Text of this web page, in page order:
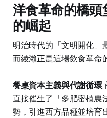
洋食革命的橋
的崛起
明治時代的「文明開化」
而綾瀨正是這場飲食革命
餐桌資本主義與代謝循環
直接催生了「多肥密植農
勢，引進西方品種並培育